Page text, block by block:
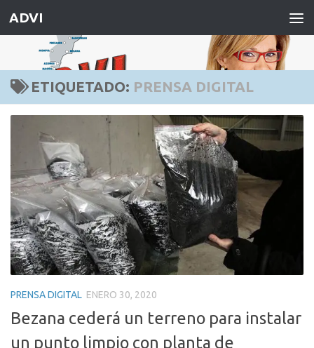
Saltar al contenido
ADVI
ETIQUETADO: PRENSA DIGITAL
PRENSA DIGITAL ENERO 30, 2020
Bezana cederá un terreno para instalar
un punto limpio con planta de